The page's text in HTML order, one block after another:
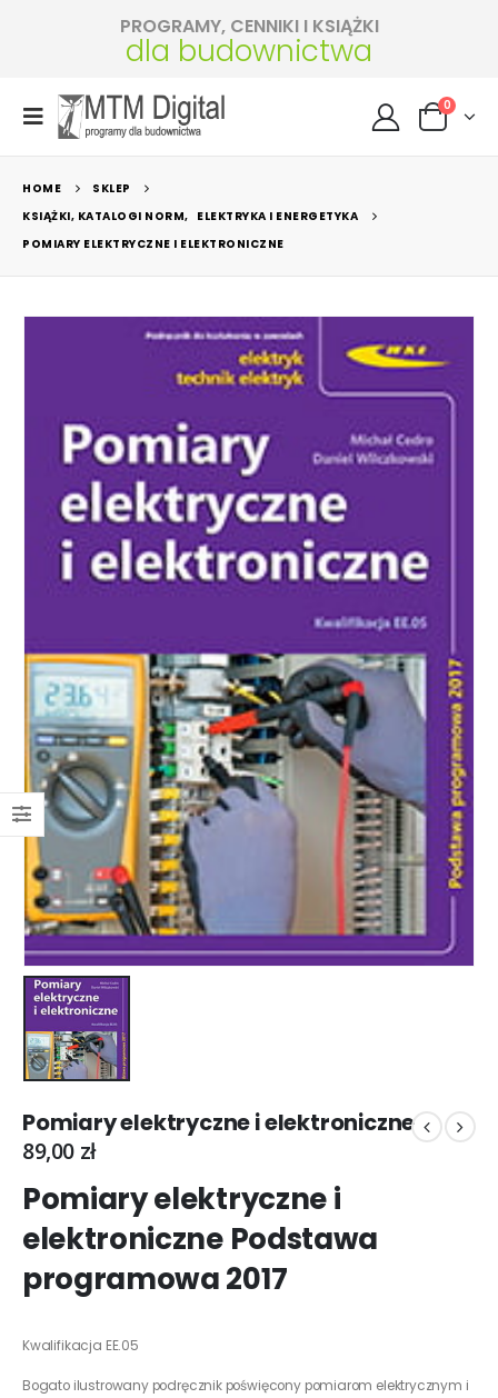
PROGRAMY, CENNIKI I KSIĄŻKI
dla budownictwa
0
HOME
SKLEP
KSIĄŻKI, KATALOGI NORM, ELEKTRYKA I ENERGETYKA
POMIARY ELEKTRYCZNE I ELEKTRONICZNE
Pomiary elektryczne i elektroniczne
89,00 zł
Pomiary elektryczne i
elektroniczne Podstawa
programowa 2017
Kwalifikacja EE.05
Bogato ilustrowany podręcznik poświęcony pomiarom elektrycznym i